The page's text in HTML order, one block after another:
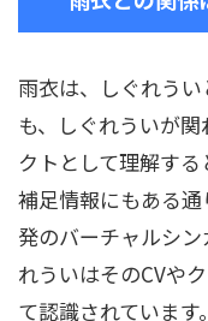
雨衣は、しぐれう
も、しぐれういが
クトとして理解する
補足情報にもある
発のバーチャルシ
れういはそのCVや
て認識されています。